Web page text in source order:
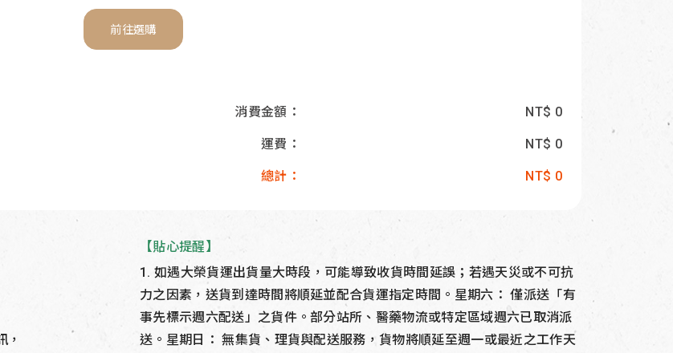
前往選購
消費金額：
運費：
總計：
NT$ 0
NT$ 0
NT$ 0
，
【貼心提醒】
1. 如遇大榮貨運出貨量大時段，可能導致收貨時間延誤；若遇天災或不可抗
力之因素，送貨到達時間將順延並配合貨運指定時間。星期六： 僅派送「有
事先標示週六配送」之貨件。部分站所、醫藥物流或特定區域週六已取消派
送。星期日： 無集貨、理貨與配送服務，貨物將順延至週一或最近之工作天